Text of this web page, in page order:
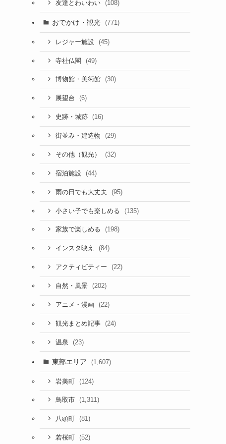
友達とわいわい (108)
おでかけ・観光 (771)
レジャー施設 (45)
寺社仏閣 (49)
博物館・美術館 (30)
展望台 (6)
史跡・城跡 (16)
街並み・建造物 (29)
その他（観光） (32)
宿泊施設 (44)
雨の日でも大丈夫 (95)
小さい子でも楽しめる (135)
家族で楽しめる (198)
インスタ映え (84)
アクティビティー (22)
自然・風景 (202)
アニメ・漫画 (22)
観光まとめ記事 (24)
温泉 (23)
東部エリア (1,607)
岩美町 (124)
鳥取市 (1,311)
八頭町 (81)
若桜町 (52)